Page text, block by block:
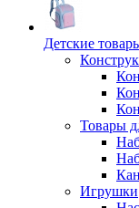
Детские
Товары
Игрушки